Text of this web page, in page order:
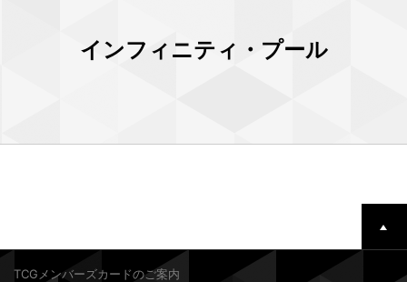
インフィニティ・プール
TCGメンバーズカードのご案内